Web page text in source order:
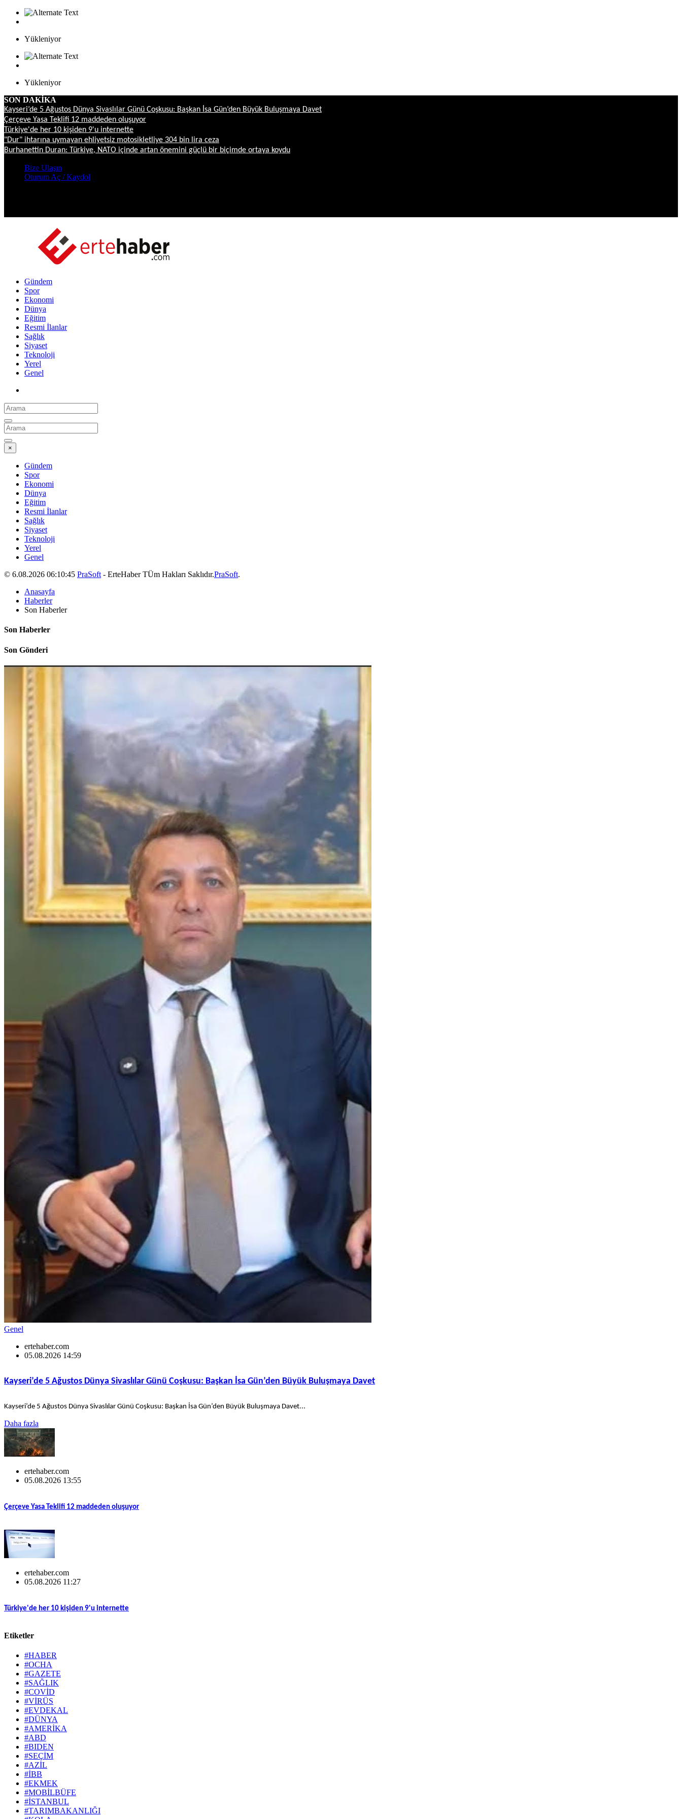
Yükleniyor
Yükleniyor
SON DAKİKA
Kayseri’de 5 Ağustos Dünya Sivaslılar Günü Coşkusu: Başkan İsa Gün’den Büyük Buluşmaya Davet
Çerçeve Yasa Teklifi 12 maddeden oluşuyor
Türkiye'de her 10 kişiden 9'u internette
"Dur" ihtarına uymayan ehliyetsiz motosikletliye 304 bin lira ceza
Burhanettin Duran: Türkiye, NATO içinde artan önemini güçlü bir biçimde ortaya koydu
Bize Ulaşın
Oturum Aç / Kaydol
Gündem
Spor
Ekonomi
Dünya
Eğitim
Resmi İlanlar
Sağlık
Siyaset
Teknoloji
Yerel
Genel
×
Gündem
Spor
Ekonomi
Dünya
Eğitim
Resmi İlanlar
Sağlık
Siyaset
Teknoloji
Yerel
Genel
© 6.08.2026 06:10:45 PraSoft - ErteHaber TÜm Hakları Saklıdır.PraSoft.
Anasayfa
Haberler
Son Haberler
Son Haberler
Son Gönderi
Genel
ertehaber.com
05.08.2026 14:59
Kayseri’de 5 Ağustos Dünya Sivaslılar Günü Coşkusu: Başkan İsa Gün’den Büyük Buluşmaya Davet
Kayseri’de 5 Ağustos Dünya Sivaslılar Günü Coşkusu: Başkan İsa Gün’den Büyük Buluşmaya Davet...
Daha fazla
ertehaber.com
05.08.2026 13:55
Çerçeve Yasa Teklifi 12 maddeden oluşuyor
ertehaber.com
05.08.2026 11:27
Türkiye'de her 10 kişiden 9'u internette
Etiketler
#HABER
#OCHA
#GAZETE
#SAĞLIK
#COVİD
#VİRÜS
#EVDEKAL
#DÜNYA
#AMERİKA
#ABD
#BIDEN
#SEÇİM
#AZİL
#İBB
#EKMEK
#MOBİLBÜFE
#İSTANBUL
#TARIMBAKANLIĞI